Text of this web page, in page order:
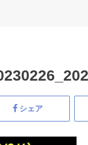
シェア